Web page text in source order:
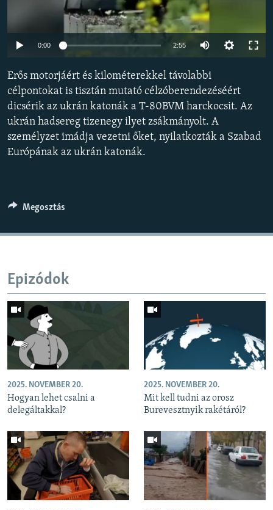
EURÓPAI UNIÓ
VILÁG
KLÍMAVÁLTOZÁS
A MÚLT TANULSÁGAI
KÖVESSEN MINKET!
1080p
0:00 2:55
360p
480p
Erős motorjáért és kilométerekkel távolabbi
célpontokat is tisztán mutató célzóberendezéséért
dicsérik az ukrán katonák a T-80BVM harckocsit. Az
ukrán hadsereg tizenegy ilyet zsákmányolt. A
személyzet imádja vezetni őket, nyilatkozták a Szabad
Európának az ukrán katonák.
Megosztás
Epizódok
2025. NOVEMBER 20.
Hogyan lehet csalni a
delegáltakkal?
2025. NOVEMBER 20.
Mit kell tudni az orosz
Burevesztnyik rakétáról?